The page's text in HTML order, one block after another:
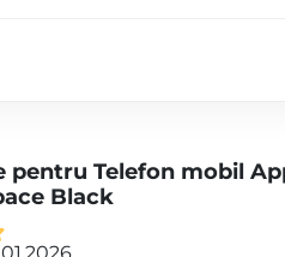
pentru Telefon mobil
Black